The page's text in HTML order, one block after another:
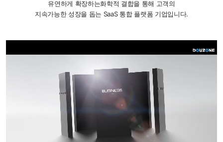
유연하게 확장하는화학적 결합을 통해 고객의
지속가능한 성장을 돕는 SaaS 통합 플랫폼 기업입니다.